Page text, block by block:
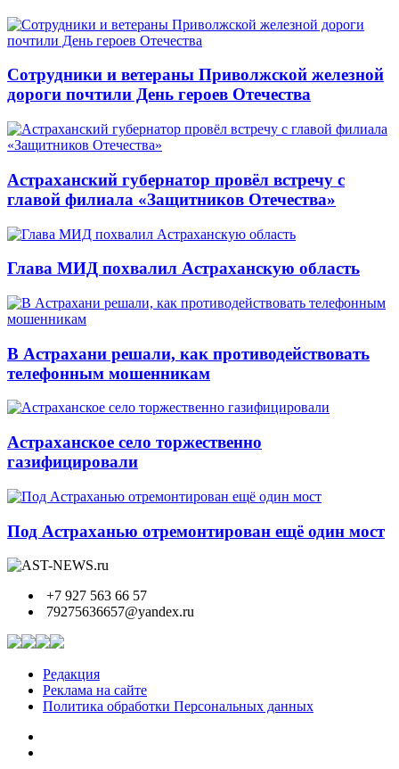
Сотрудники и ветераны Приволжской железной
дороги почтили День героев Отечества
Астраханский губернатор провёл встречу с
главой филиала «Защитников Отечества»
Глава МИД похвалил Астраханскую область
В Астрахани решали, как противодействовать
телефонным мошенникам
Астраханское село торжественно
газифицировали
Под Астраханью отремонтирован ещё один мост
+7 927 563 66 57
79275636657@yandex.ru
Редакция
Реклама на сайте
Политика обработки Персональных данных